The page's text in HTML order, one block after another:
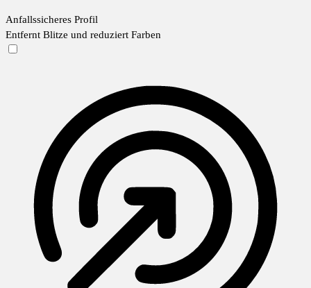
Anfallssicheres Profil
Entfernt Blitze und reduziert Farben